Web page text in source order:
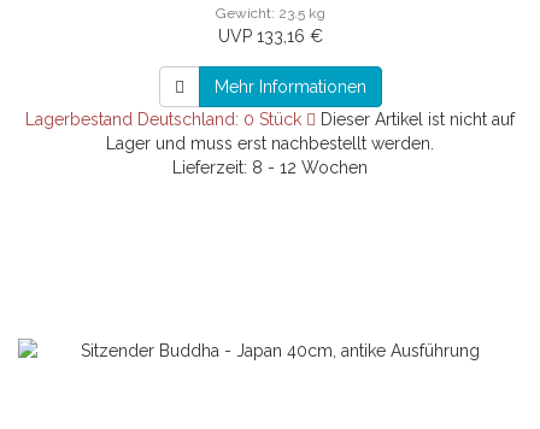
Gewicht: 23.5 kg
UVP 133,16 €
Mehr Informationen
Lagerbestand Deutschland: 0 Stück
Dieser Artikel ist nicht auf
Lager und muss erst nachbestellt werden.
Lieferzeit: 8 - 12 Wochen